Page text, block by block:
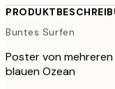
Buntes Surfen
Poster von
blauen Ozean